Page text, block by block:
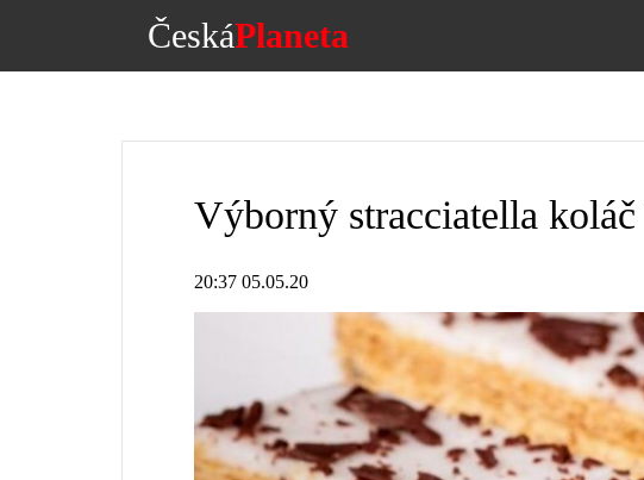
ČeskáPlaneta
Výborný stracciatella koláč
20:37 05.05.20